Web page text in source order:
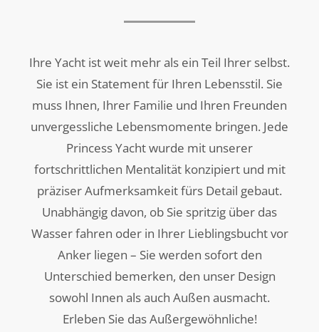
Ihre Yacht ist weit mehr als ein Teil Ihrer selbst.
Sie ist ein Statement für Ihren Lebensstil. Sie
muss Ihnen, Ihrer Familie und Ihren Freunden
unvergessliche Lebensmomente bringen. Jede
Princess Yacht wurde mit unserer
fortschrittlichen Mentalität konzipiert und mit
präziser Aufmerksamkeit fürs Detail gebaut.
Unabhängig davon, ob Sie spritzig über das
Wasser fahren oder in Ihrer Lieblingsbucht vor
Anker liegen – Sie werden sofort den
Unterschied bemerken, den unser Design
sowohl Innen als auch Außen ausmacht.
Erleben Sie das Außergewöhnliche!